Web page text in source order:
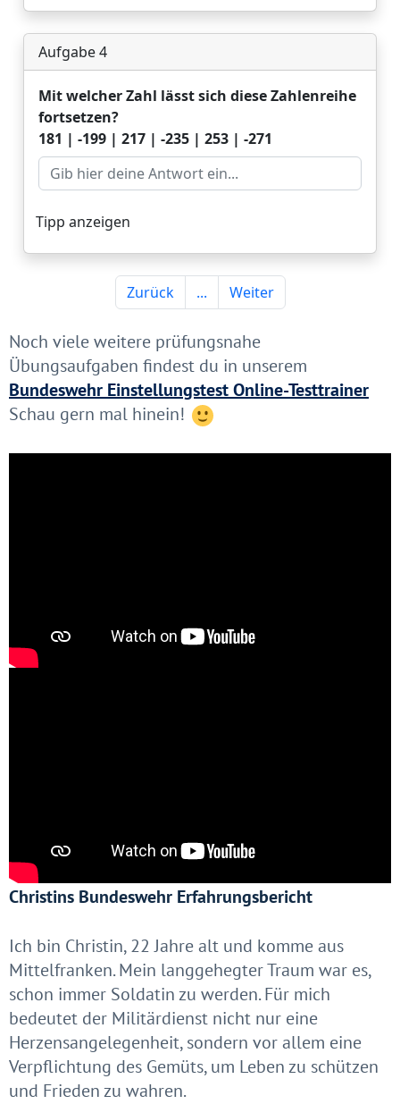
Noch viele weitere prüfungsnahe
Übungsaufgaben findest du in unserem
Bundeswehr Einstellungstest Online-Testtrainer
Schau gern mal hinein!
Christins Bundeswehr Erfahrungsbericht
Ich bin Christin, 22 Jahre alt und komme aus
Mittelfranken. Mein langgehegter Traum war es,
schon immer Soldatin zu werden. Für mich
bedeutet der Militärdienst nicht nur eine
Herzensangelegenheit, sondern vor allem eine
Verpflichtung des Gemüts, um Leben zu schützen
und Frieden zu wahren.